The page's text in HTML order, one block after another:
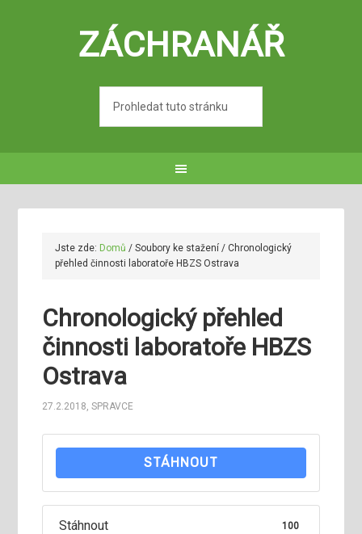
ZÁCHRANÁŘ
Jste zde: Domů / Soubory ke stažení/ Chronologický
přehled činnosti laboratoře HBZS Ostrava
Chronologický přehled
činnosti laboratoře HBZS
Ostrava
27.2.2018,SPRAVCE
STÁHNOUT
Stáhnout 100